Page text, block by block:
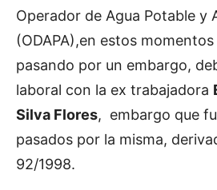
Operador de Agua Potable y
(ODAPA),en estos
pasando por un embargo,
laboral con la ex trabajadora
Silva Flores, embargo que
pasados por la misma,
92/1998.